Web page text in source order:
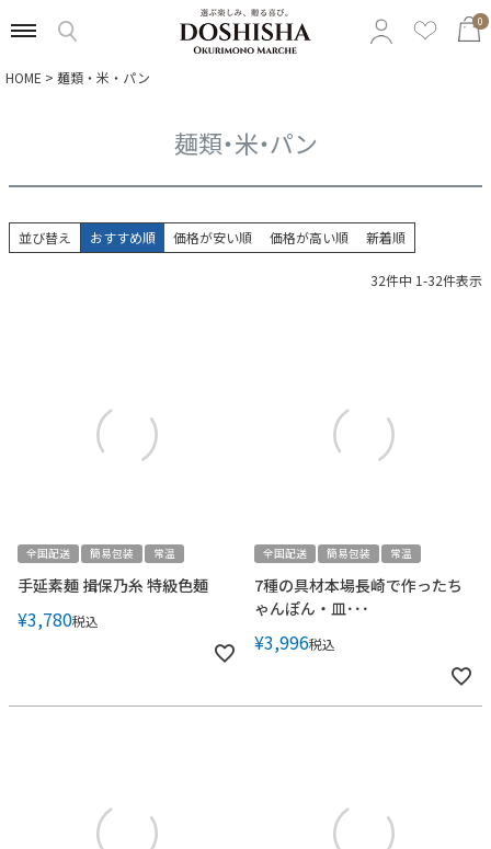
0
HOME 麺類・米・パン
麺類・米・パン
並び替え おすすめ順 価格が安い順 価格が高い順 新着順
32件中 1-32件表示
全国配送 簡易包装 常温
手延素麺 揖保乃糸 特級色麺
¥3,780税込
全国配送 簡易包装 常温
7種の具材本場長崎で作ったち
ゃんぽん・皿･･･
¥3,996税込